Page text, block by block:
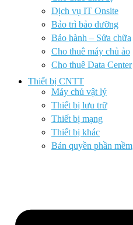
Dịch vụ IT Onsite
Bảo trì bảo dưỡng
Bảo hành – Sửa chữa
Cho thuê máy chủ ảo
Cho thuê Data Center
Thiết bị CNTT
Máy chủ vật lý
Thiết bị lưu trữ
Thiết bị mạng
Thiết bị khác
Bản quyền phần mềm